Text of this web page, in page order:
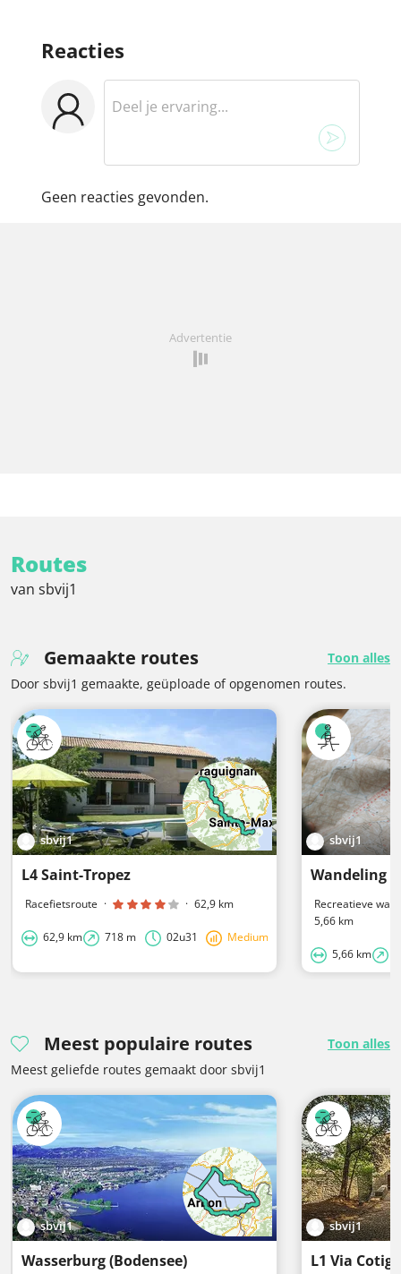
Reacties
Geen reacties gevonden.
Advertentie
Routes
van sbvij1
Gemaakte routes
Toon alles
Door sbvij1 gemaakte, geüploade of opgenomen routes.
sbvij1
L4 Saint-Tropez
Racefietsroute · · 62,9 km
62,9 km 718 m 02u31 Medium
sbvij1
Recreatieve
5,66 km
5,66 km
Meest populaire routes
Toon alles
Meest geliefde routes gemaakt door sbvij1
sbvij1
Wasserburg (Bodensee)
sbvij1